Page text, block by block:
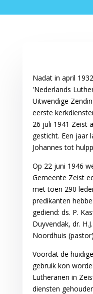
Nadat in april
'Nederlands
Uitwendige
eerste
26 juli 1941 Zeist
gesticht. Een jaar
Johannes tot
Op 22 juni 1946
Gemeente Zeist
met toen 290
predikanten
gediend: ds. P.
Duyvendak, dr.
Noordhuis
Voordat de
gebruik kon
Lutheranen in
diensten